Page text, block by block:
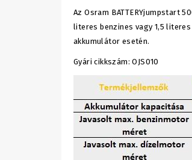
Az Osram BATTERYjumpstart
literes benzines vagy 1,5
akkumulátor esetén.
Gyári cikkszám: OJS010